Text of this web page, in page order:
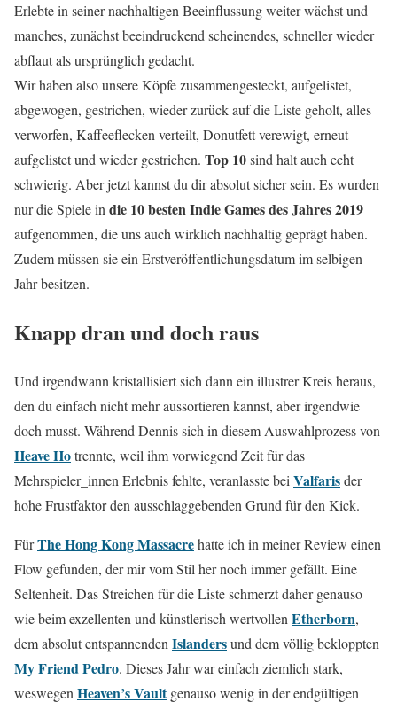
Erlebte in seiner nachhaltigen Beeinflussung weiter wächst und
manches, zunächst beeindruckend scheinendes, schneller wieder
abflaut als ursprünglich gedacht.
Wir haben also unsere Köpfe zusammengesteckt, aufgelistet,
abgewogen, gestrichen, wieder zurück auf die Liste geholt, alles
verworfen, Kaffeeflecken verteilt, Donutfett verewigt, erneut
aufgelistet und wieder gestrichen. Top 10sind halt auch echt
schwierig. Aber jetzt kannst du dir absolut sicher sein. Es wurden
nur die Spiele in die 10 besten Indie Games des Jahres 2019
aufgenommen, die uns auch wirklich nachhaltig geprägt haben.
Zudem müssen sie ein Erstveröffentlichungsdatum im selbigen
Jahr besitzen.
Knapp dran und doch raus
Und irgendwann kristallisiert sich dann ein illustrer Kreis heraus,
den du einfach nicht mehr aussortieren kannst, aber irgendwie
doch musst. Während Dennis sich in diesem Auswahlprozess von
Heave Hotrennte, weil ihm vorwiegend Zeit für das
Mehrspieler_innen Erlebnis fehlte, veranlasste bei Valfarisder
hohe Frustfaktor den ausschlaggebenden Grund für den Kick.
FürThe Hong Kong Massacrehatte ich in meiner Review einen
Flow gefunden, der mir vom Stil her noch immer gefällt. Eine
Seltenheit. Das Streichen für die Liste schmerzt daher genauso
wie beim exzellenten und künstlerisch wertvollen Etherborn,
dem absolut entspannenden Islandersund dem völlig bekloppten
My Friend Pedro. Dieses Jahr war einfach ziemlich stark,
weswegen Heaven’s Vaultgenauso wenig in der endgültigen